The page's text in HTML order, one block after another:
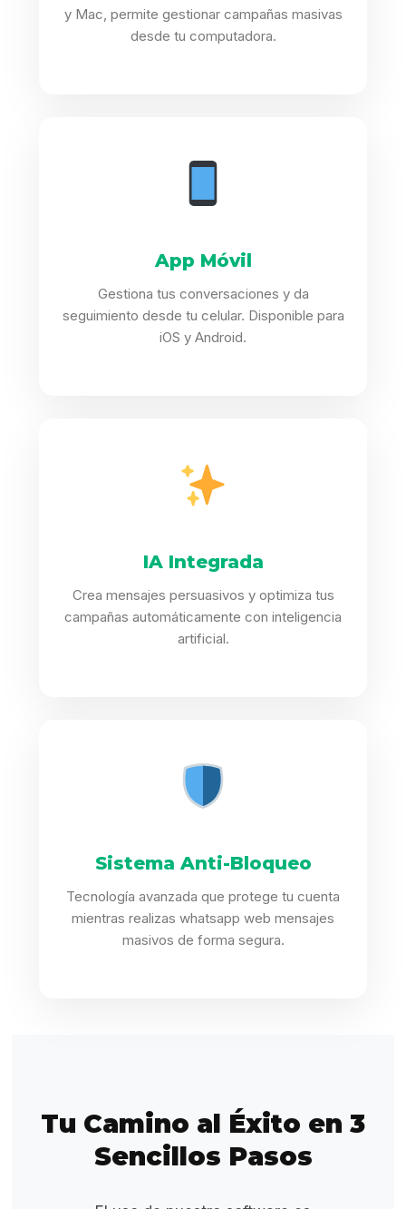
y Mac, permite gestionar campañas masivas
desde tu computadora.
App Móvil
Gestiona tus conversaciones y da
seguimiento desde tu celular. Disponible para
iOS y Android.
IA Integrada
Crea mensajes persuasivos y optimiza tus
campañas automáticamente con inteligencia
artificial.
Sistema Anti-Bloqueo
Tecnología avanzada que protege tu cuenta
mientras realizas whatsapp web mensajes
masivos de forma segura.
Tu Camino al Éxito en 3
Sencillos Pasos